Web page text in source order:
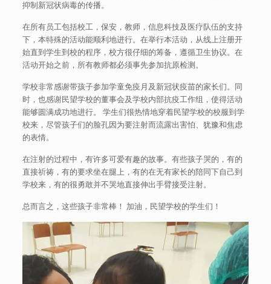
抑制新冠状病毒的传播。
在所有员工包括校工，保安，教师，信息科技及医疗队伍的支持
下，本特殊的活动能顺利地进行。在举行本活动，从线上注册开
始直到学生到校的程序，校方很仔细的筹备，遵循卫生协议。在
活动开始之前，所有教师都必须事先参加抗原检测。
学校非常感谢带孩子参加学童免疫月及新冠状疫苗的家长们。同
时，也感谢民望学校的董事会及学校内部抗疫工作组，使得活动
能够圆满成功地进行。 学生们很热情地穿着民望学校的校服到学
校来，尽管孩子们的脸孔因为要注射而流露出害怕、犹豫和焦虑
的表情。
在注射的过程中，有许多可爱有趣的故事。有些孩子哭的，有的
直接祈祷，有的要求坐在腿上，有的在无有家长的陪同下自己到
学校来，有的很勇敢并不哭地直接伸出手臂接受注射。
总而言之，这些孩子非常棒！ 加油，民望学校的学生们！